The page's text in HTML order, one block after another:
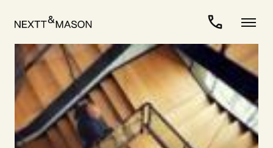
För kandidater>Karriär som interimchef